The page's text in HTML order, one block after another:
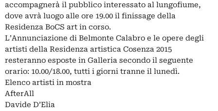
accompagnerà il pubblico interessato al lungofiume,
dove avrà luogo alle ore 19.00 il finissage della
Residenza BoCS art in corso.
L’Annunciazione di Belmonte Calabro e le opere degli
artisti della Residenza artistica Cosenza 2015
resteranno esposte in Galleria secondo il seguente
orario: 10.00/18.00, tutti i giorni tranne il lunedì.
Elenco artisti in mostra
AfterAll
Davide D’Elia